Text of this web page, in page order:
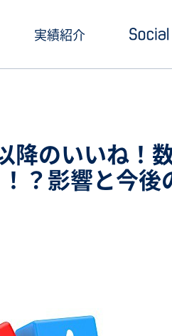
ィブ制作・撮影
実績紹介
お役
降のいいね！
？影響と今後